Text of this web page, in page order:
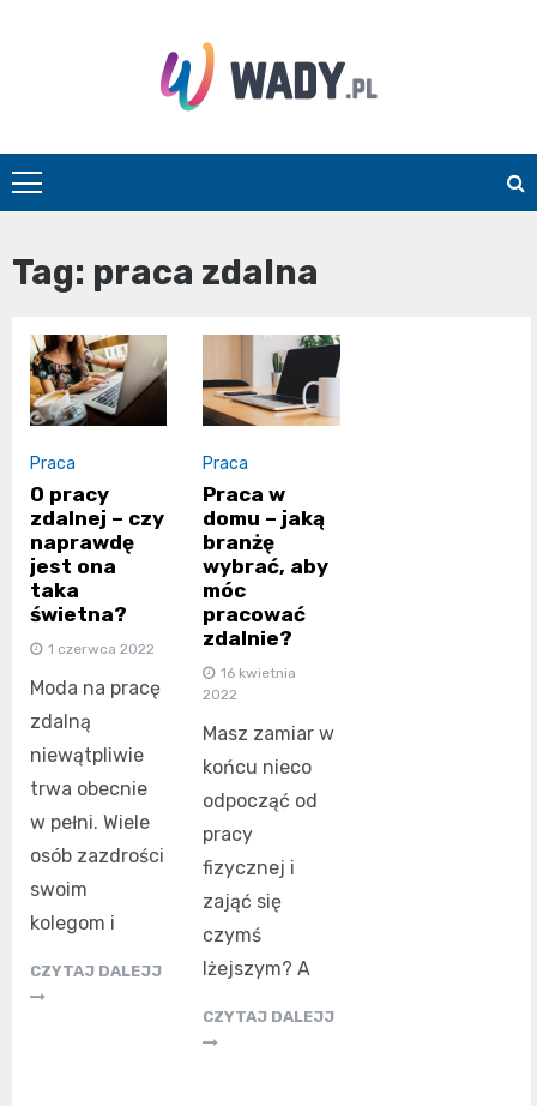
wady.pl
Tag: praca zdalna
Praca
O pracy
zdalnej – czy
naprawdę
jest ona
taka
świetna?
1 czerwca 2022
Moda na pracę
zdalną
niewątpliwie
trwa obecnie
w pełni. Wiele
osób zazdrości
swoim
kolegom i
CZYTAJ DALEJJ
Praca
Praca w
domu – jaką
branżę
wybrać, aby
móc
pracować
zdalnie?
16 kwietnia
2022
Masz zamiar w
końcu nieco
odpocząć od
pracy
fizycznej i
zająć się
czymś
lżejszym? A
CZYTAJ DALEJJ